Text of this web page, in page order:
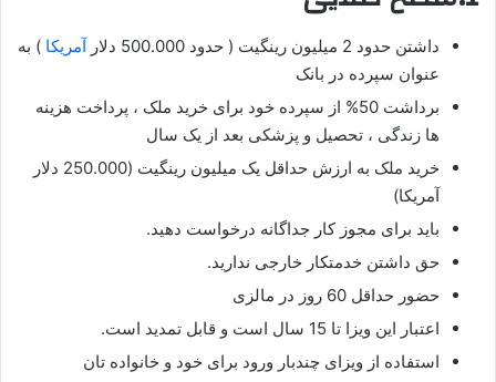
داشتن حدود 2 میلیون رینگیت ( حدود 500.000 دلار آمریکا ) به
عنوان سپرده در بانک
برداشت 50% از سپرده خود برای خرید ملک ، پرداخت هزینه
ها زندگی ، تحصیل و پزشکی بعد از یک سال
خرید ملک به ارزش حداقل یک میلیون رینگیت (250.000 دلار
آمریکا)
باید برای مجوز کار جداگانه درخواست دهید.
حق داشتن خدمتکار خارجی ندارید.
حضور حداقل 60 روز در مالزی
اعتبار این ویزا تا 15 سال است و قابل تمدید است.
استفاده از ویزای چندبار ورود برای خود و خانواده تان